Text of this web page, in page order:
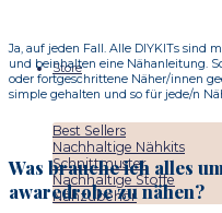
Store
Best Sellers
Nachhaltige Nähkits
Schnittmuster
Nachhaltige Stoffe
Nähzubehör
Ja, auf jeden Fall. Alle DIYKITs sind
und beinhalten eine Nähanleitung.
oder fortgeschrittene Näher/innen
simple gehalten und so für jede/n
Was brauche ich alles
awaredrobe zu nähen?